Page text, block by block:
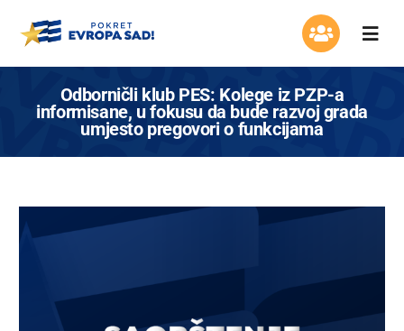
Program
Odborničli klub PES: Kolege iz PZP-a
informisane, u fokusu da bude razvoj grada
umjesto pregovori o funkcijama